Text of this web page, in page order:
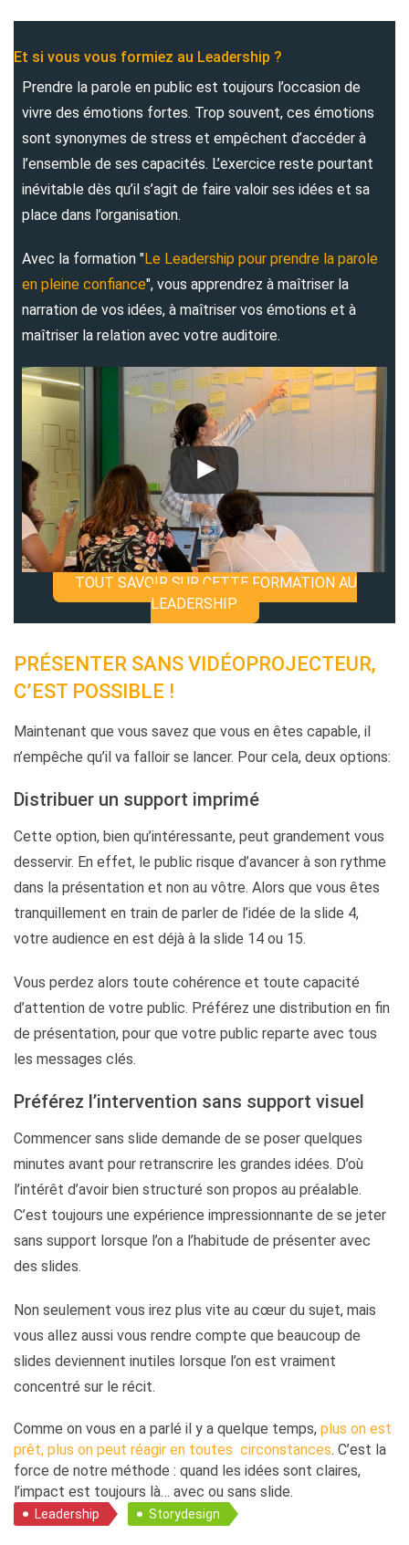
Et si vous vous formiez au Leadership ?
Prendre la parole en public est toujours l’occasion de
vivre des émotions fortes. Trop souvent, ces émotions
sont synonymes de stress et empêchent d’accéder à
l’ensemble de ses capacités. L’exercice reste pourtant
inévitable dès qu’il s’agit de faire valoir ses idées et sa
place dans l’organisation.
Avec la formation "Le Leadership pour prendre la parole
en pleine confiance", vous apprendrez à maîtriser la
narration de vos idées, à maîtriser vos émotions et à
maîtriser la relation avec votre auditoire.
TOUT SAVOIR SUR CETTE FORMATION AU
LEADERSHIP
PRÉSENTER SANS VIDÉOPROJECTEUR,
C’EST POSSIBLE !
Maintenant que vous savez que vous en êtes capable, il
n’empêche qu’il va falloir se lancer. Pour cela, deux options:
Distribuer un support imprimé
Cette option, bien qu’intéressante, peut grandement vous
desservir. En effet, le public risque d’avancer à son rythme
dans la présentation et non au vôtre. Alors que vous êtes
tranquillement en train de parler de l’idée de la slide 4,
votre audience en est déjà à la slide 14 ou 15.
Vous perdez alors toute cohérence et toute capacité
d’attention de votre public. Préférez une distribution en fin
de présentation, pour que votre public reparte avec tous
les messages clés.
Préférez l’intervention sans support visuel
Commencer sans slide demande de se poser quelques
minutes avant pour retranscrire les grandes idées. D’où
l’intérêt d’avoir bien structuré son propos au préalable.
C’est toujours une expérience impressionnante de se jeter
sans support lorsque l’on a l’habitude de présenter avec
des slides.
Non seulement vous irez plus vite au cœur du sujet, mais
vous allez aussi vous rendre compte que beaucoup de
slides deviennent inutiles lorsque l’on est vraiment
concentré sur le récit.
Comme on vous en a parlé il y a quelque temps, plus on est
prêt, plus on peut réagir en toutes circonstances. C’est la
force de notre méthode : quand les idées sont claires,
l’impact est toujours là… avec ou sans slide.
Leadership Storydesign